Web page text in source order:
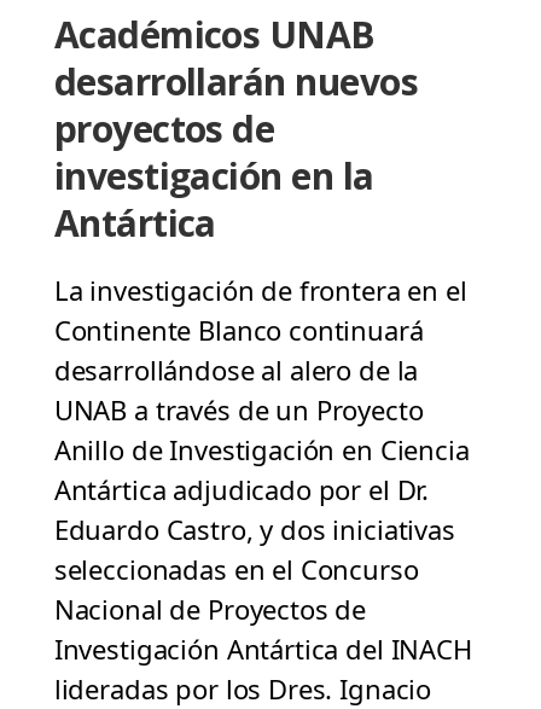
Académicos UNAB
desarrollarán nuevos
proyectos de
investigación en la
Antártica
La investigación de frontera en el
Continente Blanco continuará
desarrollándose al alero de la
UNAB a través de un Proyecto
Anillo de Investigación en Ciencia
Antártica adjudicado por el Dr.
Eduardo Castro, y dos iniciativas
seleccionadas en el Concurso
Nacional de Proyectos de
Investigación Antártica del INACH
lideradas por los Dres. Ignacio